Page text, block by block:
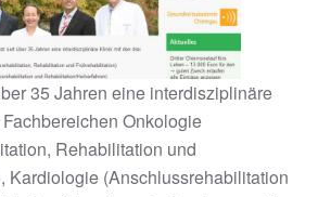
35 Jahren eine interdisziplinäre
Onkologie
Rehabilitation und
Kardiologie (Anschlussrehabilitation